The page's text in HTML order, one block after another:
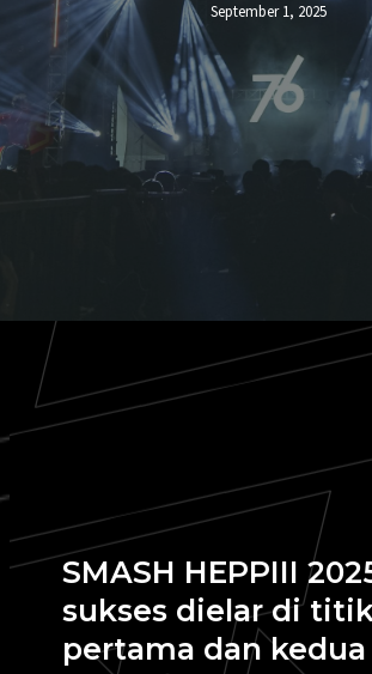
September 1, 2025
SMASH HEPPIII
sukses dielar di
pertama dan kedua